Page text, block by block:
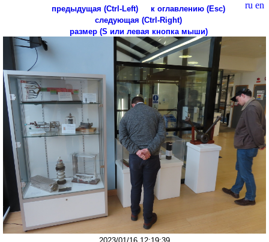
ru en
предыдущая (Ctrl-Left)
к оглавлению (Esc)
следующая (Ctrl-Right)
размер (S или левая кнопка мыши)
2023/01/16 12:19:39